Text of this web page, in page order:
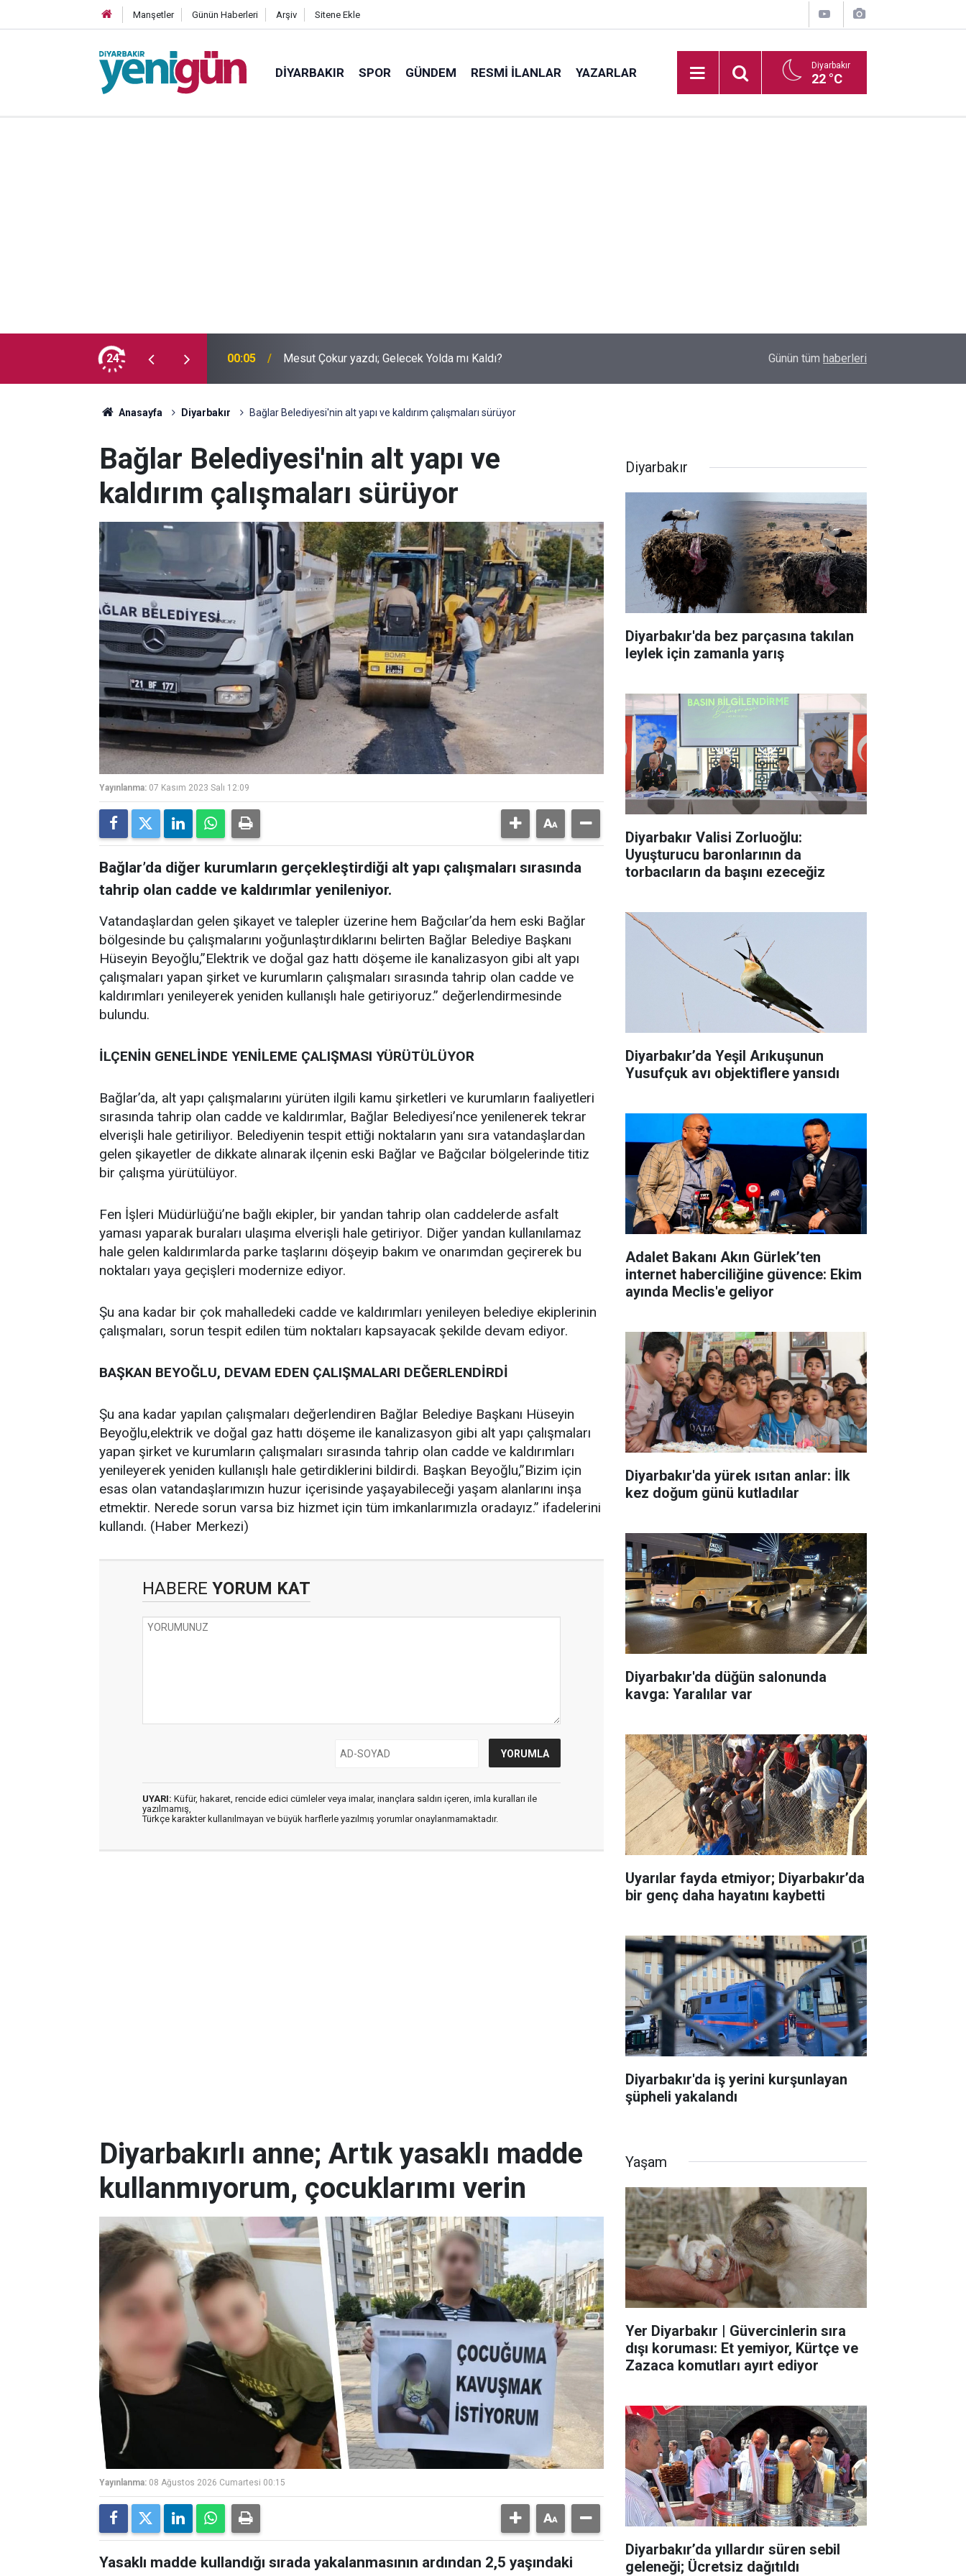
Manşetler Günün Haberleri Arşiv Sitene Ekle
DIYARBAKIR SPOR GÜNDEM RESMI İLANLAR YAZARLAR Diyarbakır
22 °C
24
kullanmıyorum, çocuklarımı verin 00:05 Mesut Çokur yazdı; Gelecek Yolda mı Kaldı? Barış Ünal yazdı; Silahlar susarsa gelecek
Günün tüm haberleri
Anasayfa Diyarbakır Bağlar Belediyesi'nin alt yapı ve kaldırım çalışmaları sürüyor
Bağlar Belediyesi'nin alt yapı ve
kaldırım çalışmaları sürüyor
Yayınlanma: 07 Kasım 2023 Salı 12:09
Bağlar’da diğer kurumların gerçekleştirdiği alt yapı çalışmaları sırasında
tahrip olan cadde ve kaldırımlar yenileniyor.
Vatandaşlardan gelen şikayet ve talepler üzerine hem Bağcılar’da hem eski Bağlar
bölgesinde bu çalışmalarını yoğunlaştırdıklarını belirten Bağlar Belediye Başkanı
Hüseyin Beyoğlu,”Elektrik ve doğal gaz hattı döşeme ile kanalizasyon gibi alt yapı
çalışmaları yapan şirket ve kurumların çalışmaları sırasında tahrip olan cadde ve
kaldırımları yenileyerek yeniden kullanışlı hale getiriyoruz.” değerlendirmesinde
bulundu.
İLÇENİN GENELİNDE YENİLEME ÇALIŞMASI YÜRÜTÜLÜYOR
Bağlar’da, alt yapı çalışmalarını yürüten ilgili kamu şirketleri ve kurumların faaliyetleri
sırasında tahrip olan cadde ve kaldırımlar, Bağlar Belediyesi’nce yenilenerek tekrar
elverişli hale getiriliyor. Belediyenin tespit ettiği noktaların yanı sıra vatandaşlardan
gelen şikayetler de dikkate alınarak ilçenin eski Bağlar ve Bağcılar bölgelerinde titiz
bir çalışma yürütülüyor.
Fen İşleri Müdürlüğü’ne bağlı ekipler, bir yandan tahrip olan caddelerde asfalt
yaması yaparak buraları ulaşıma elverişli hale getiriyor. Diğer yandan kullanılamaz
hale gelen kaldırımlarda parke taşlarını döşeyip bakım ve onarımdan geçirerek bu
noktaları yaya geçişleri modernize ediyor.
Şu ana kadar bir çok mahalledeki cadde ve kaldırımları yenileyen belediye ekiplerinin
çalışmaları, sorun tespit edilen tüm noktaları kapsayacak şekilde devam ediyor.
BAŞKAN BEYOĞLU, DEVAM EDEN ÇALIŞMALARI DEĞERLENDİRDİ
Şu ana kadar yapılan çalışmaları değerlendiren Bağlar Belediye Başkanı Hüseyin
Beyoğlu,elektrik ve doğal gaz hattı döşeme ile kanalizasyon gibi alt yapı çalışmaları
yapan şirket ve kurumların çalışmaları sırasında tahrip olan cadde ve kaldırımları
yenileyerek yeniden kullanışlı hale getirdiklerini bildirdi. Başkan Beyoğlu,”Bizim için
esas olan vatandaşlarımızın huzur içerisinde yaşayabileceği yaşam alanlarını inşa
etmektir. Nerede sorun varsa biz hizmet için tüm imkanlarımızla oradayız.” ifadelerini
kullandı. (Haber Merkezi)
HABERE YORUM KAT
UYARI: Küfür, hakaret, rencide edici cümleler veya imalar, inançlara saldırı içeren, imla kuralları ile
yazılmamış,
Türkçe karakter kullanılmayan ve büyük harflerle yazılmış yorumlar onaylanmamaktadır.
Diyarbakır
Diyarbakır'da bez parçasına takılan
leylek için zamanla yarış
Diyarbakır Valisi Zorluoğlu:
Uyuşturucu baronlarının da
torbacıların da başını ezeceğiz
Diyarbakır’da Yeşil Arıkuşunun
Yusufçuk avı objektiflere yansıdı
Adalet Bakanı Akın Gürlek’ten
internet haberciliğine güvence: Ekim
ayında Meclis'e geliyor
Diyarbakır'da yürek ısıtan anlar: İlk
kez doğum günü kutladılar
Diyarbakır'da düğün salonunda
kavga: Yaralılar var
Uyarılar fayda etmiyor; Diyarbakır’da
bir genç daha hayatını kaybetti
Diyarbakır'da iş yerini kurşunlayan
şüpheli yakalandı
Diyarbakırlı anne; Artık yasaklı madde
kullanmıyorum, çocuklarımı verin
Yayınlanma: 08 Ağustos 2026 Cumartesi 00:15
Yasaklı madde kullandığı sırada yakalanmasının ardından 2,5 yaşındaki
Yaşam
Yer Diyarbakır | Güvercinlerin sıra
dışı koruması: Et yemiyor, Kürtçe ve
Zazaca komutları ayırt ediyor
Diyarbakır’da yıllardır süren sebil
geleneği; Ücretsiz dağıtıldı